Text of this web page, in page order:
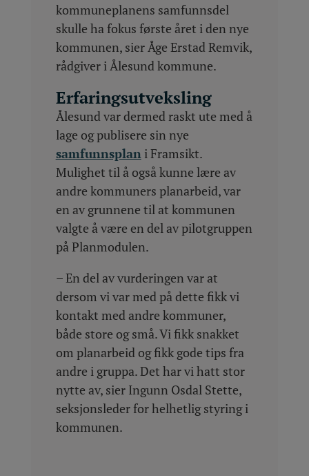
kommuneplanens samfunnsdel
skulle ha fokus første året i den nye
kommunen, sier Åge Erstad Remvik,
rådgiver i Ålesund kommune.
Erfaringsutveksling
Ålesund var dermed raskt ute med å
lage og publisere sin nye
samfunnsplani Framsikt.
Mulighet til å også kunne lære av
andre kommuners planarbeid, var
en av grunnene til at kommunen
valgte å være en del av pilotgruppen
på Planmodulen.
– En del av vurderingen var at
dersom vi var med på dette fikk vi
kontakt med andre kommuner,
både store og små. Vi fikk snakket
om planarbeid og fikk gode tips fra
andre i gruppa. Det har vi hatt stor
nytte av, sier Ingunn Osdal Stette,
seksjonsleder for helhetlig styring i
kommunen.